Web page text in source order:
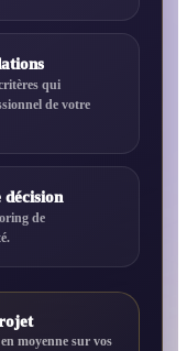
qui
de votre
de
moyenne sur vos